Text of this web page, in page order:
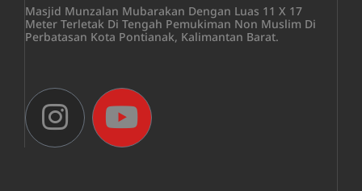
Masjid Munzalan Mubarakan Dengan Luas 11 X 17
Meter Terletak Di Tengah Pemukiman Non Muslim Di
Perbatasan Kota Pontianak, Kalimantan Barat.